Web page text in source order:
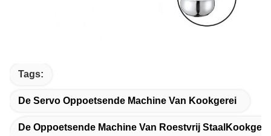
Tags:
De Servo Oppoetsende Machine Van Kookgerei
De Oppoetsende Machine Van Roestvrij